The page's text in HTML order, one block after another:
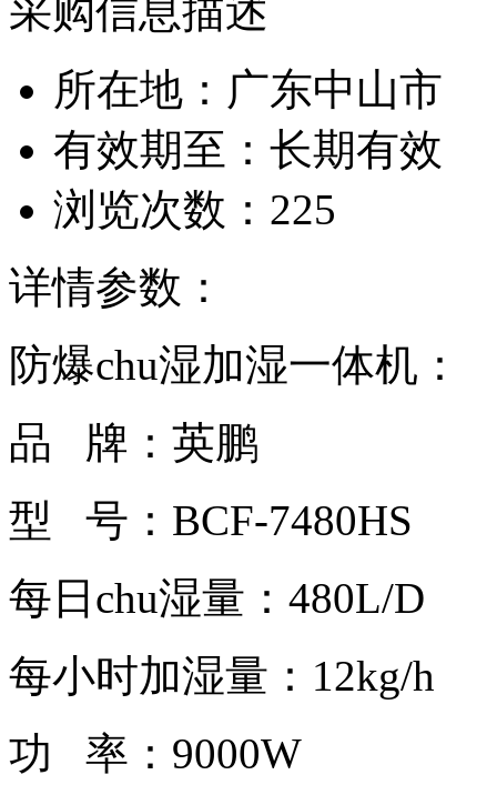
采购信息描述
所在地：广东中山市
有效期至：长期有效
浏览次数： 225
详情参数：
防爆chu湿加湿一体机：
品 牌：英鹏
型 号：BCF-7480HS
每日chu湿量：480L/D
每小时加湿量：12kg/h
功 率：9000W